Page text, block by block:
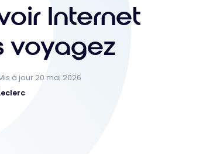
Internet
voyagez
à jour 20 mai 2026